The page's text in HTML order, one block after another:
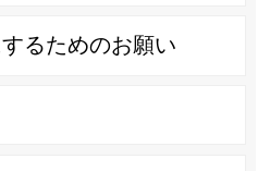
るためのお願い